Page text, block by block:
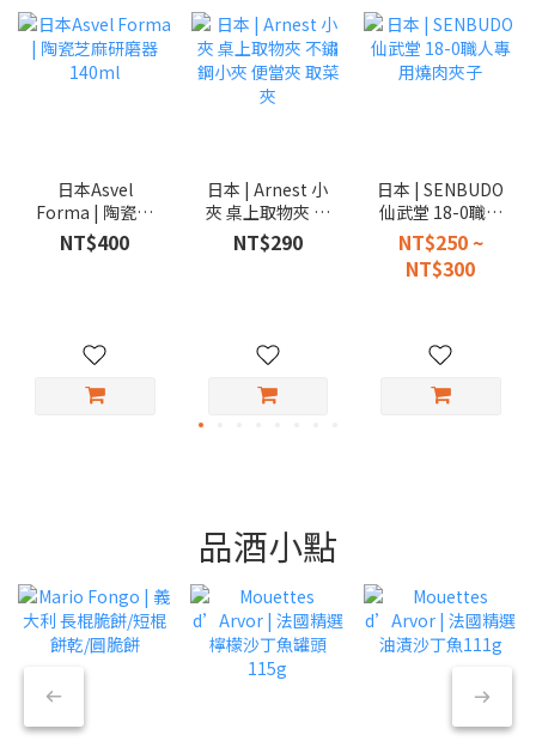
日本Asvel
Forma | 陶瓷芝
麻研磨器 140ml
NT$400
日本 | Arnest 小
夾 桌上取物夾 不
鏽鋼小夾 便當夾
取菜夾
NT$290
日本 | SENBUDO
仙武堂 18-0職人
專用燒肉夾子
NT$250 ~
NT$300
品酒小點